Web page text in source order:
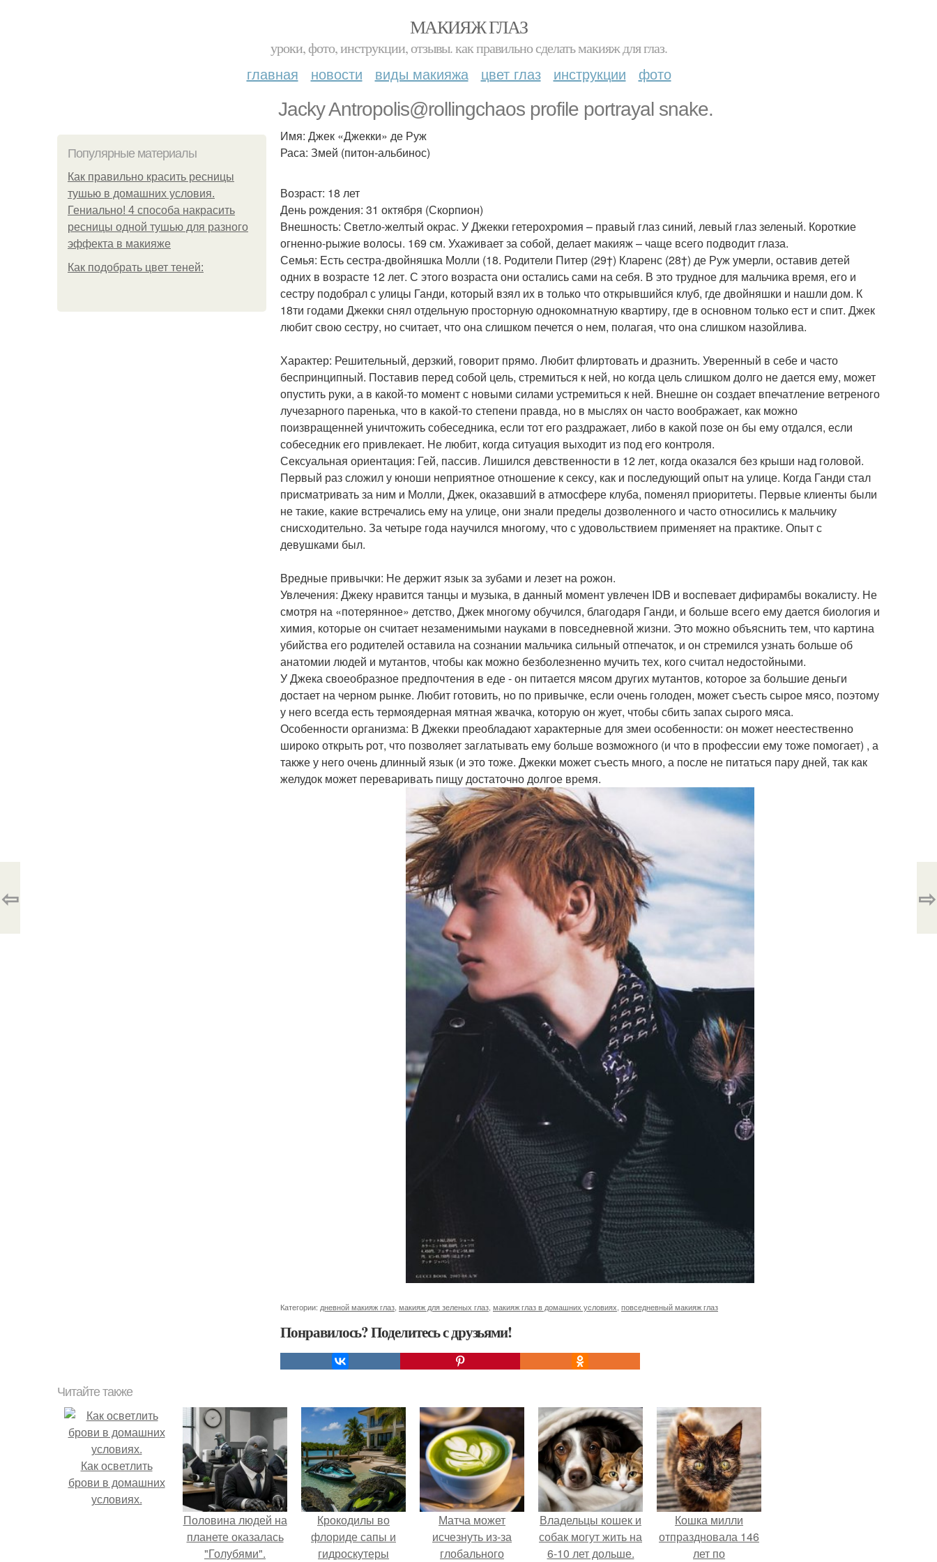
МАКИЯЖ ГЛАЗ
уроки, фото, инструкции, отзывы. как правильно сделать макияж для глаз.
главная новости виды макияжа цвет глаз инструкции фото
Jacky Antropolis@rollingchaos profile portrayal snake.
Популярные материалы
Как правильно красить ресницы
тушью в домашних условия.
Гениально! 4 способа накрасить
ресницы одной тушью для разного
эффекта в макияже
Как подобрать цвет теней:
Имя: Джек «Джекки» де Руж
Раса: Змей (питон-альбинос)
Возраст: 18 лет
День рождения: 31 октября (Скорпион)
Внешность: Светло-желтый окрас. У Джекки гетерохромия – правый глаз синий, левый глаз зеленый. Короткие
огненно-рыжие волосы. 169 см. Ухаживает за собой, делает макияж – чаще всего подводит глаза.
Семья: Есть сестра-двойняшка Молли (18. Родители Питер (29†) Кларенс (28†) де Руж умерли, оставив детей
одних в возрасте 12 лет. С этого возраста они остались сами на себя. В это трудное для мальчика время, его и
сестру подобрал с улицы Ганди, который взял их в только что открывшийся клуб, где двойняшки и нашли дом. К
18ти годами Джекки снял отдельную просторную однокомнатную квартиру, где в основном только ест и спит. Джек
любит свою сестру, но считает, что она слишком печется о нем, полагая, что она слишком назойлива.
Характер: Решительный, дерзкий, говорит прямо. Любит флиртовать и дразнить. Уверенный в себе и часто
беспринципный. Поставив перед собой цель, стремиться к ней, но когда цель слишком долго не дается ему, может
опустить руки, а в какой-то момент с новыми силами устремиться к ней. Внешне он создает впечатление ветреного
лучезарного паренька, что в какой-то степени правда, но в мыслях он часто воображает, как можно
поизвращенней уничтожить собеседника, если тот его раздражает, либо в какой позе он бы ему отдался, если
собеседник его привлекает. Не любит, когда ситуация выходит из под его контроля.
Сексуальная ориентация: Гей, пассив. Лишился девственности в 12 лет, когда оказался без крыши над головой.
Первый раз сложил у юноши неприятное отношение к сексу, как и последующий опыт на улице. Когда Ганди стал
присматривать за ним и Молли, Джек, оказавший в атмосфере клуба, поменял приоритеты. Первые клиенты были
не такие, какие встречались ему на улице, они знали пределы дозволенного и часто относились к мальчику
снисходительно. За четыре года научился многому, что с удовольствием применяет на практике. Опыт с
девушками был.
Вредные привычки: Не держит язык за зубами и лезет на рожон.
Увлечения: Джеку нравится танцы и музыка, в данный момент увлечен IDB и воспевает дифирамбы вокалисту. Не
смотря на «потерянное» детство, Джек многому обучился, благодаря Ганди, и больше всего ему дается биология и
химия, которые он считает незаменимыми науками в повседневной жизни. Это можно объяснить тем, что картина
убийства его родителей оставила на сознании мальчика сильный отпечаток, и он стремился узнать больше об
анатомии людей и мутантов, чтобы как можно безболезненно мучить тех, кого считал недостойными.
У Джека своеобразное предпочтения в еде - он питается мясом других мутантов, которое за большие деньги
достает на черном рынке. Любит готовить, но по привычке, если очень голоден, может съесть сырое мясо, поэтому
у него всегда есть термоядерная мятная жвачка, которую он жует, чтобы сбить запах сырого мяса.
Особенности организма: В Джекки преобладают характерные для змеи особенности: он может неестественно
широко открыть рот, что позволяет заглатывать ему больше возможного (и что в профессии ему тоже помогает) , а
также у него очень длинный язык (и это тоже. Джекки может съесть много, а после не питаться пару дней, так как
желудок может переваривать пищу достаточно долгое время.
Категории: дневной макияж глаз макияж для зеленых глаз макияж глаз в домашних условиях повседневный макияж глаз
Понравилось? Поделитесь с друзьями!
⇦ ⇨
Читайте также
Как осветлить
брови в домашних
условиях.
Половина людей на
планете оказалась
"Голубями".
Крокодилы во
флориде сапы и
гидроскутеры
Матча может
исчезнуть из-за
глобального
Владельцы кошек и
собак могут жить на
6-10 лет дольше.
Кошка милли
отпраздновала 146
лет по